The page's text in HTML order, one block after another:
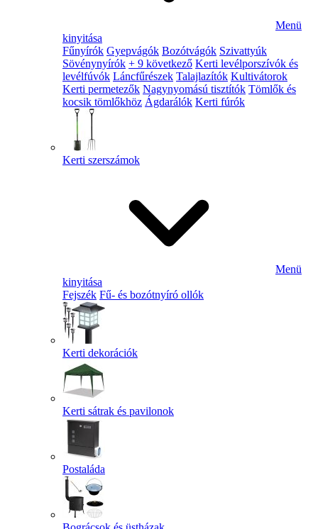
Menü
kinyitása
Fűnyírók Gyepvágók Bozótvágók Szivattyúk
Sövénynyírók + 9 következő Kerti levélporszívók és
levélfúvók Láncfűrészek Talajlazítók Kultivátorok
Kerti permetezők Nagynyomású tisztítók Tömlők és
kocsik tömlőkhöz Ágdarálók Kerti fúrók
Kerti szerszámok
Menü
kinyitása
Fejszék Fű- és bozótnyíró ollók
Kerti dekorációk
Kerti sátrak és pavilonok
Postaláda